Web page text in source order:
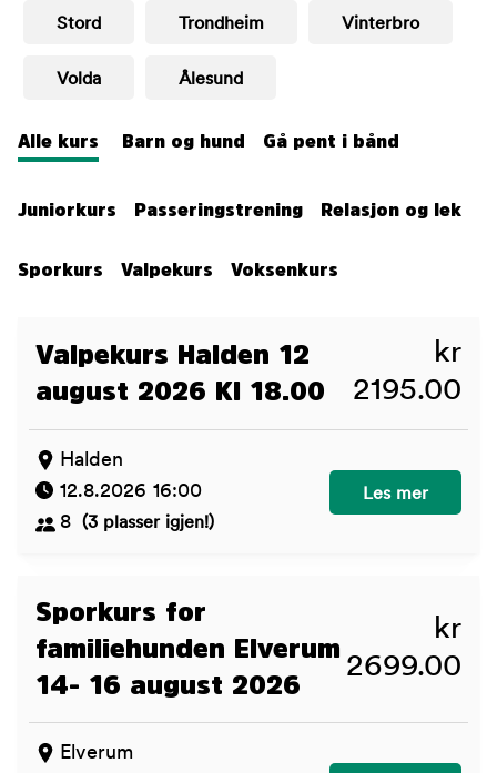
Stord Trondheim Vinterbro
Volda Ålesund
Alle kurs Barn og hund Gå pent i bånd
Juniorkurs Passeringstrening Relasjon og lek
Sporkurs Valpekurs Voksenkurs
Valpekurs Halden 12
august 2026 Kl 18.00
kr
2195.00
Halden
12.8.2026 16:00
8
(3 plasser igjen!)
Valpekurs
Les mer
Sporkurs for
familiehunden Elverum
14- 16 august 2026
kr
2699.00
Elverum